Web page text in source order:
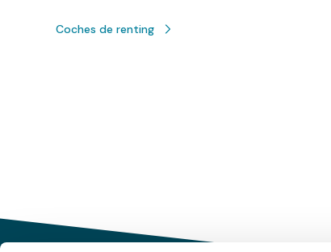
Coches de renting